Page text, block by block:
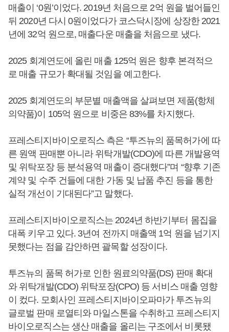
매출이 ‘0원’이었다. 2019년 처음으로 2억 원을 벌어들인
뒤 2020년 다시 0원이었다가 코스닥시장에 상장한 2021
년에 32억 원으로, 매출다운 매출을 처음으로 냈다.
2025 회계연도에 올린 매출 125억 원은 향후 본격적으
로 매출 규모가 확대될 것임을 예고한다.
2025 회계연도의 부문별 매출액을 살펴보면 제품(항체
의약품)이 105억 원으로 비중은 83%를 차지했다.
프레스티지바이오로직스 측은 “투즈뉴의 품목허가에 따
른 원액 판매뿐 아니라 위탁개발(CDO)에 따른 개발용역
및 위탁포장 등 분석용역 매출이 증대했다”며 “향후 기존
계약 및 수주 건들에 대한 가동 및 납품 추진 등을 통한
실적 개선이 기대된다”고 말했다.
프레스티지바이오로직스는 2024년 하반기부터 몸집을
대폭 키우고 있다. 3년여 전까지 매출액 1억 원을 넘기지
못했다는 점을 감안하면 괄목할 성장이다.
투즈뉴의 품목 허가로 인한 원료의약품(DS) 판매 확대
와 위탁개발(CDO) 위탁포장(CPO) 등 서비스 매출 영향
이 컸다. 모회사인 프레스티지바이오파마가 투즈뉴의
글로벌 판매 로열티와 마일스톤을 수취하고 프레스티지
바이오로직스는 생산 매출을 올리는 구조에서 비롯됐